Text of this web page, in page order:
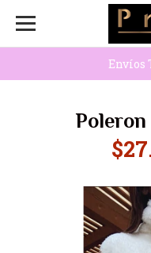
Envíos
Poleron